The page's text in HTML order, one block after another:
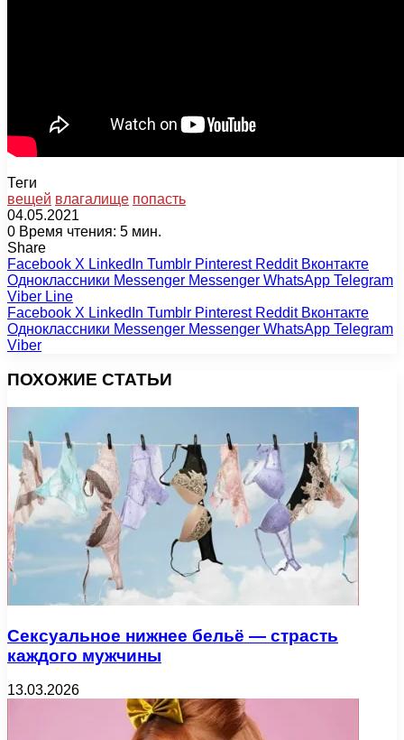
Теги
вещей влагалище попасть
04.05.2021
0 Время чтения: 5 мин.
Share
Facebook X LinkedIn Tumblr Pinterest Reddit Вконтакте
Одноклассники Messenger Messenger WhatsApp Telegram
Viber Line
Facebook X LinkedIn Tumblr Pinterest Reddit Вконтакте
Одноклассники Messenger Messenger WhatsApp Telegram
Viber
ПОХОЖИЕ СТАТЬИ
Сексуальное нижнее бельё — страсть
каждого мужчины
13.03.2026